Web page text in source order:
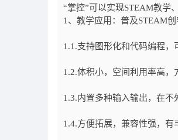
“掌控”可以实现STEAM教
1、教学应用：普及STEAM
1.1.支持图形化和代码编程，
1.2.体积小，空间利用率高，
1.3.内置多种输入输出，在不
1.4.方便拓展，兼容性强，有